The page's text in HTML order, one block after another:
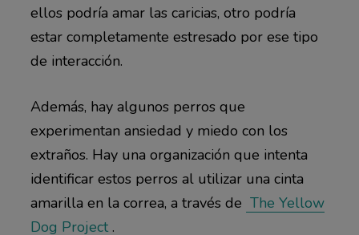
ellos podría amar las caricias, otro podría
estar completamente estresado por ese tipo
de interacción.
Además, hay algunos perros que
experimentan ansiedad y miedo con los
extraños. Hay una organización que intenta
identificar estos perros al utilizar una cinta
amarilla en la correa, a través de The Yellow
Dog Project .